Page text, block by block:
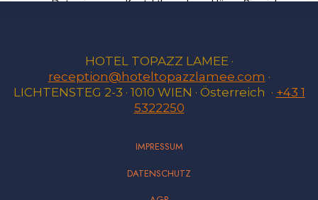
HOTEL TOPAZZ LAMEE ·
reception@hoteltopazzlamee.com ·
LICHTENSTEG 2-3 · 1010 WIEN · Österreich · +43 1
5322250
IMPRESSUM
DATENSCHUTZ